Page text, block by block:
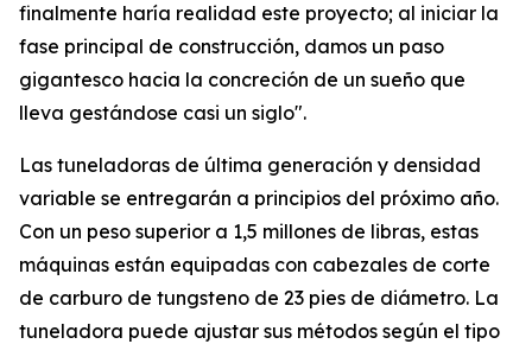
finalmente haría realidad este proyecto; al iniciar la
fase principal de construcción, damos un paso
gigantesco hacia la concreción de un sueño que
lleva gestándose casi un siglo".
Las tuneladoras de última generación y densidad
variable se entregarán a principios del próximo año.
Con un peso superior a 1,5 millones de libras, estas
máquinas están equipadas con cabezales de corte
de carburo de tungsteno de 23 pies de diámetro. La
tuneladora puede ajustar sus métodos según el tipo